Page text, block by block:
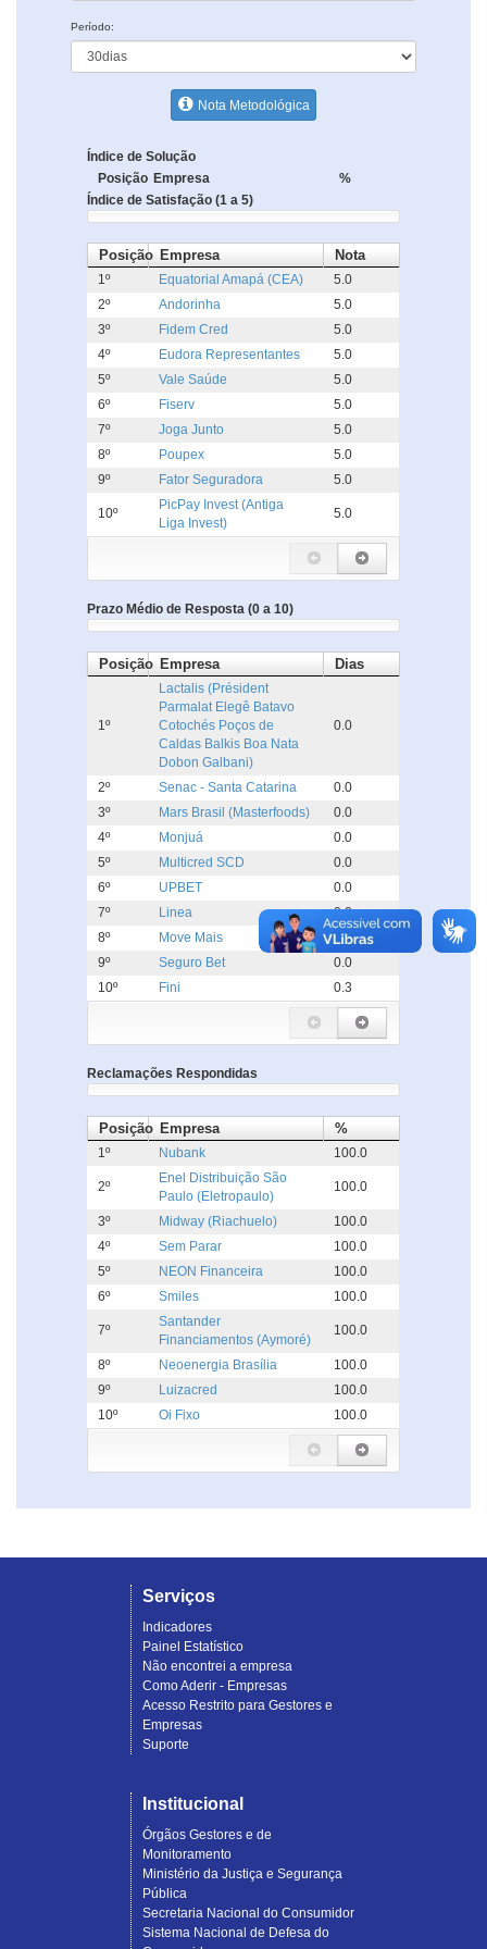
Período:
Nota Metodológica
Índice de Solução
Posição Empresa
%
Índice de Satisfação (1 a 5)
Posição Empresa Nota
1º Equatorial Amapá (CEA)
5.0
2º
Andorinha
5.0
3º
Fidem Cred
5.0
4º
Eudora Representantes
5.0
5º
Vale Saúde
5.0
6º
Fiserv
5.0
7º
Joga Junto
5.0
8º
Poupex
5.0
9º
Fator Seguradora 5.0
10º
PicPay Invest (Antiga
Liga Invest)
5.0
Prazo Médio de Resposta (0 a 10)
Posição Empresa Dias
1º
Lactalis (Président
Parmalat Elegê Batavo
Cotochés Poços de
Caldas Balkis Boa Nata
Dobon Galbani)
0.0
2º Senac - Santa Catarina
0.0
3º
Mars Brasil (Masterfoods)
0.0
4º
Monjuá
0.0
5º
Multicred SCD
0.0
6º
UPBET
0.0
7º
Linea
0.0
8º
Move Mais
0.0
9º
Seguro Bet
0.0
10º
Fini 0.3
Reclamações Respondidas
Posição Empresa %
1º Nubank 100.0
2º
Enel Distribuição São
Paulo (Eletropaulo)
100.0
3º Midway (Riachuelo)
100.0
4º
Sem Parar
100.0
5º
NEON Financeira
100.0
6º
Smiles 100.0
7º
Santander
Financiamentos (Aymoré)
100.0
8º Neoenergia Brasília
100.0
9º
Luizacred
100.0
10º
Oi Fixo 100.0
Serviços
Indicadores
Painel Estatístico
Não encontrei a empresa
Como Aderir - Empresas
Acesso Restrito para Gestores e
Empresas
Suporte
Institucional
Órgãos Gestores e de
Monitoramento
Ministério da Justiça e Segurança
Pública
Secretaria Nacional do Consumidor
Sistema Nacional de Defesa do